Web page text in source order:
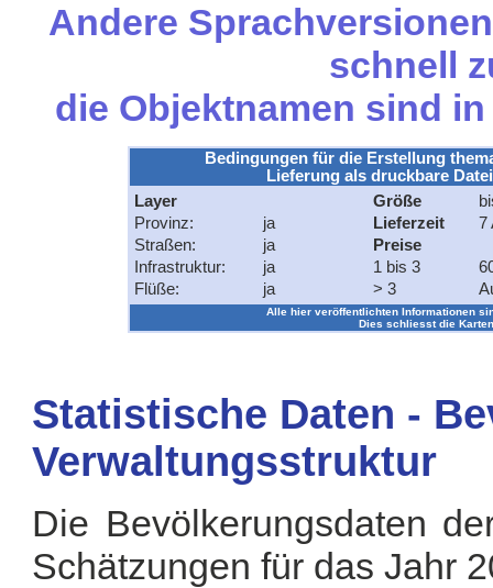
Andere
schnell
die Objektnamen sind
Bedingungen für die Erstellung
Lieferung als druckbare
Layer
Provinz:
ja
Straßen:
ja
Infrastruktur:
ja
Flüße:
ja
Größe
Lieferzeit
7
Preise
1 bis 3
> 3
Alle hier veröffentlichten Informationen
Dies schliesst die
Statistische Daten -
Verwaltungsstruktur
Die Bevölkerungsdaten
Schätzungen für das Jahr